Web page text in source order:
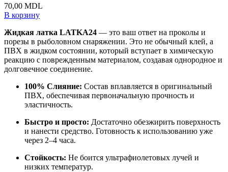
70,00 MDL
В корзину
Жидкая латка LATKA24 — это ваш ответ на проколы и
порезы в рыболовном снаряжении. Это не обычный клей, а
ПВХ в жидком состоянии, который вступает в химическую
реакцию с поврежденным материалом, создавая однородное и
долговечное соединение.
100% Слияние: Состав вплавляется в оригинальный
ПВХ, обеспечивая первоначальную прочность и
эластичность.
Быстро и просто: Достаточно обезжирить поверхность
и нанести средство. Готовность к использованию уже
через 2–4 часа.
Стойкость: Не боится ультрафиолетовых лучей и
низких температур.